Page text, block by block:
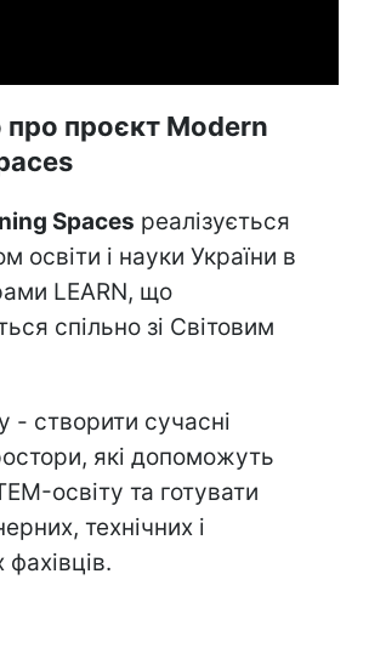
проєкт Modern
Spaces реалізується
освіти і науки України в
LEARN, що
спільно зі Світовим
- створити сучасні
які допоможуть
освіту та готувати
технічних і